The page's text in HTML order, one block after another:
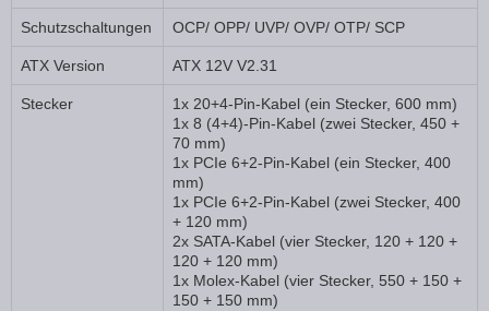
Schutzschaltungen OCP/ OPP/ UVP/ OVP/ OTP/ SCP
ATX Version ATX 12V V2.31
Stecker
1x 20+4-Pin-Kabel (ein Stecker, 600 mm)
1x 8 (4+4)-Pin-Kabel (zwei Stecker, 450 +
70 mm)
1x PCIe 6+2-Pin-Kabel (ein Stecker, 400
mm)
1x PCIe 6+2-Pin-Kabel (zwei Stecker, 400
+ 120 mm)
2x SATA-Kabel (vier Stecker, 120 + 120 +
120 + 120 mm)
1x Molex-Kabel (vier Stecker, 550 + 150 +
150 + 150 mm)